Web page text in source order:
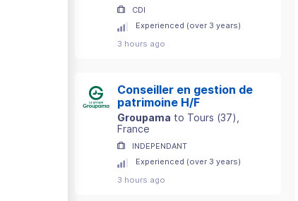
CDI
Experienced (over 3 years)
3 hours ago
Conseiller en gestion de
patrimoine H/F
Groupama to Tours (37)
France
INDEPENDANT
Experienced (over 3 years)
3 hours ago